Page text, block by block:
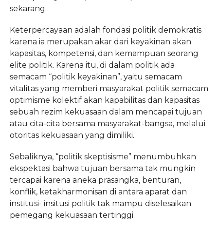
sekarang.
Keterpercayaan adalah fondasi politik demokratis
karena ia merupakan akar dari keyakinan akan
kapasitas, kompetensi, dan kemampuan seorang
elite politik. Karena itu, di dalam politik ada
semacam “politik keyakinan”, yaitu semacam
vitalitas yang memberi masyarakat politik semacam
optimisme kolektif akan kapabilitas dan kapasitas
sebuah rezim kekuasaan dalam mencapai tujuan
atau cita-cita bersama masyarakat-bangsa, melalui
otoritas kekuasaan yang dimiliki.
Sebaliknya, “politik skeptisisme” menumbuhkan
ekspektasi bahwa tujuan bersama tak mungkin
tercapai karena aneka prasangka, benturan,
konflik, ketakharmonisan di antara aparat dan
institusi- insitusi politik tak mampu diselesaikan
pemegang kekuasaan tertinggi.